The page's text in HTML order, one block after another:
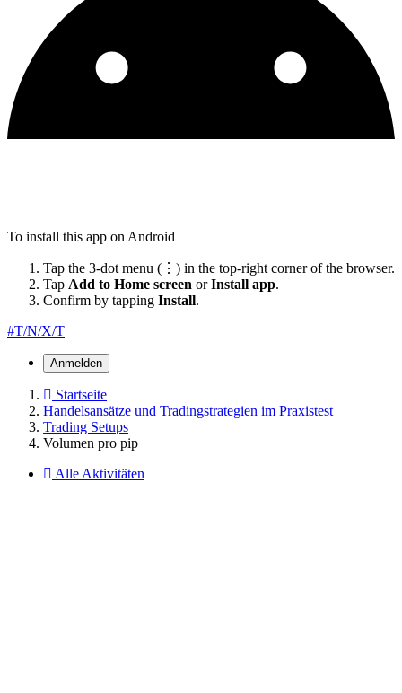
To install this app on Android
Tap the 3-dot menu (⋮) in the top-right corner of the browser.
Tap Add to Home screen orInstall app.
Confirm by tapping Install.
#T/N/X/T
Anmelden
Startseite
Handelsansätze und Tradingstrategien im Praxistest
Trading Setups
Volumen pro pip
Alle Aktivitäten